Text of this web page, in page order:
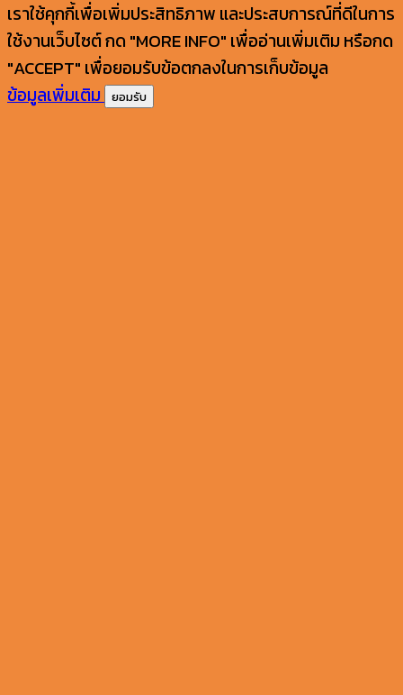
เราใช้คุกกี้เพื่อเพิ่มประสิทธิภาพ และประสบการณ์ที่ดีในการ
ใช้งานเว็บไซต์ กด "MORE INFO" เพื่ออ่านเพิ่มเติม หรือกด
"ACCEPT" เพื่อยอมรับข้อตกลงในการเก็บข้อมูล
ข้อมูลเพิ่มเติม ยอมรับ